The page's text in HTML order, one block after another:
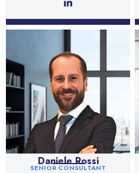
Daniele Rossi
SENIOR CONSULTANT